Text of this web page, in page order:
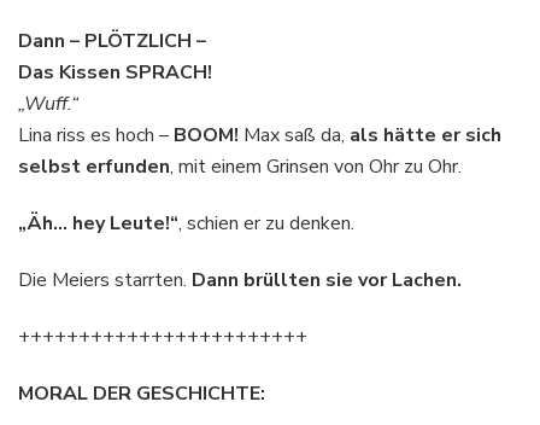
Dann – PLÖTZLICH –
Das Kissen SPRACH!
„Wuff.“
Lina riss es hoch – BOOM! Max saß da, als hätte er sich
selbst erfunden, mit einem Grinsen von Ohr zu Ohr.
„Äh… hey Leute!“, schien er zu denken.
Die Meiers starrten. Dann brüllten sie vor Lachen.
++++++++++++++++++++++++
MORAL DER GESCHICHTE: